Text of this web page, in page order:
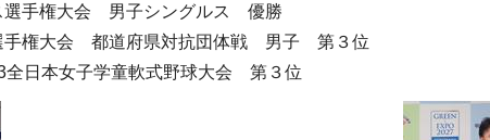
手権大会 男子シングルス 優勝
手権大会 都道府県対抗団体戦 男子 第３位
日本女子学童軟式野球大会 第３位